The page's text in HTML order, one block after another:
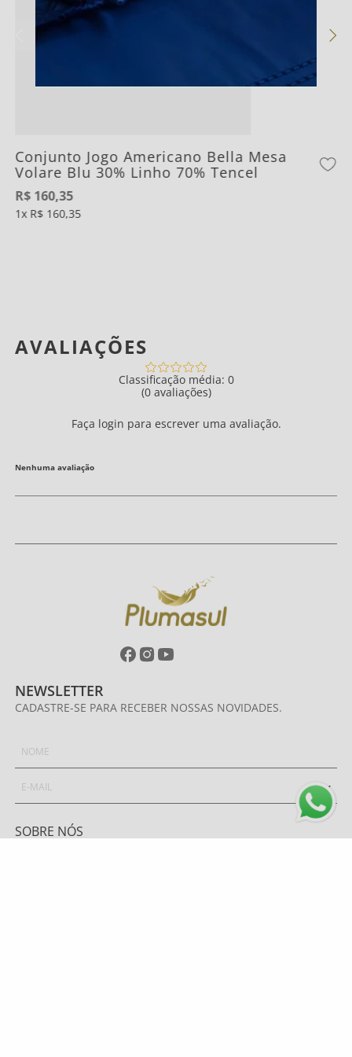
Conjunto Jogo Americano Bella Mesa
Volare Blu 30% Linho 70% Tencel
R$ 160,35
1 R$ 160,35
AVALIAÇÕES
Classificação média: 0
(0 avaliações)
Faça login para escrever uma avaliação.
Nenhuma avaliação
NEWSLETTER
CADASTRE-SE PARA RECEBER NOSSAS NOVIDADES.
OK
SOBRE NÓS